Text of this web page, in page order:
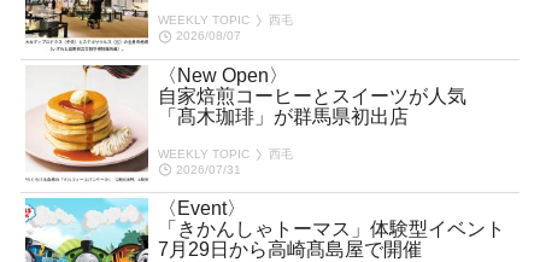
WEEKLY TOPIC
西毛
2026/08/07
〈New Open〉
自家焙煎コーヒーとスイーツが人気
「髙木珈琲」が群馬県初出店
WEEKLY TOPIC
西毛
2026/07/31
〈Event〉
「きかんしゃトーマス」体験型イベント
7月29日から高崎髙島屋で開催